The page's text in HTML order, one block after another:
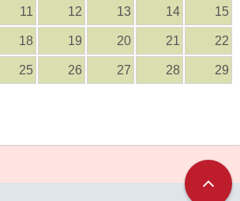
11 12 13 14 15
18 19 20 21 22
25 26 27 28 29